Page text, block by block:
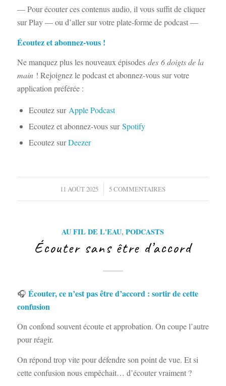
— Pour écouter ces contenus audio, il vous suffit de cliquer
sur Play — ou d’aller sur votre plate-forme de podcast —
Écoutez et abonnez-vous !
Ne manquez plus les nouveaux épisodes des 6 doigts de la
main! Rejoignez le podcast et abonnez-vous sur votre
application préférée :
Ecoutez sur Apple Podcast
Ecoutez et abonnez-vous surSpotify
Ecoutez surDeezer
11 AOÛT 2025
/ 5 COMMENTAIRES
AU FIL DE L'EAU,PODCASTS
Écouter sans être d’accord
🎧 Écouter, ce n’est pas être d’accord : sortir de cette
confusion
On confond souvent écoute et approbation. On coupe l’autre
pour réagir.
On répond trop vite pour défendre son point de vue. Et si
cette confusion nous empêchait… d’écouter vraiment ?